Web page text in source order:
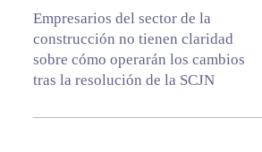
Empresarios del sector de la
construcción no tienen claridad
sobre cómo operarán los cambios
tras la resolución de la SCJN